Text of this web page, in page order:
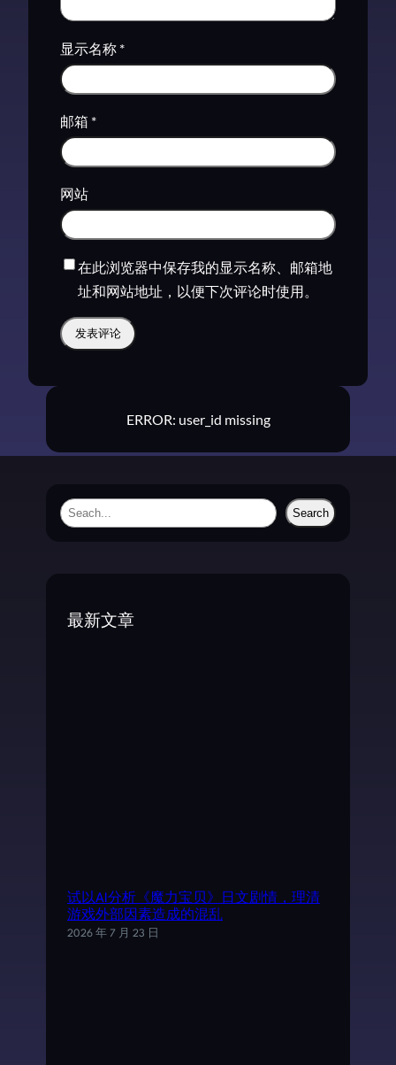
显示名称 *
邮箱 *
网站
在此浏览器中保存我的显示名称、邮箱地
址和网站地址，以便下次评论时使用。
ERROR: user_id missing
S
Search
最新文章
试以AI分析《魔力宝贝》日文剧情，理清
游戏外部因素造成的混乱
2026 年 7 月 23 日